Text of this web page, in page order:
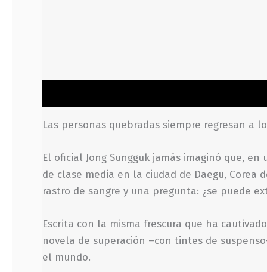
Las personas quebradas siempre regresan a
El oficial Jong Sungguk jamás imaginó que,
de clase media en la ciudad de Daegu,
rastro de sangre y una pregunta: ¿se puede
Escrita con la misma frescura que ha
novela de superación –con tintes de
el mundo.